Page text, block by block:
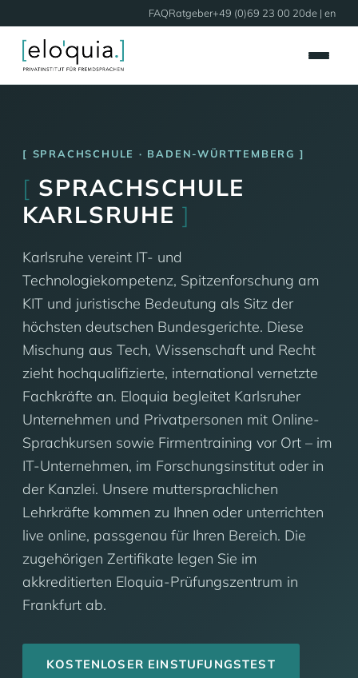
FAQRatgeber+49 (0)69 23 00 20de | en
SPRACHSCHULE · BADEN-WÜRTTEMBERG
[ SPRACHSCHULE
KARLSRUHE]
Karlsruhe vereint IT- und
Technologiekompetenz, Spitzenforschung am
KIT und juristische Bedeutung als Sitz der
höchsten deutschen Bundesgerichte. Diese
Mischung aus Tech, Wissenschaft und Recht
zieht hochqualifizierte, international vernetzte
Fachkräfte an. Eloquia begleitet Karlsruher
Unternehmen und Privatpersonen mit Online-
Sprachkursen sowie Firmentraining vor Ort – im
IT-Unternehmen, im Forschungsinstitut oder in
der Kanzlei. Unsere muttersprachlichen
Lehrkräfte kommen zu Ihnen oder unterrichten
live online, passgenau für Ihren Bereich. Die
zugehörigen Zertifikate legen Sie im
akkreditierten Eloquia-Prüfungszentrum in
Frankfurt ab.
KOSTENLOSER EINSTUFUNGSTEST